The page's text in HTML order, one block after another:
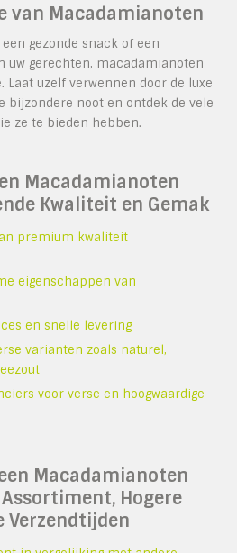
van Macadamianoten
gezonde snack of een
uw gerechten, macadamianoten
Laat uzelf verwennen door de luxe
bijzondere noot en ontdek de vele
ze te bieden hebben.
Macadamianoten
Kwaliteit en Gemak
premium kwaliteit
eigenschappen van
en snelle levering
varianten zoals naturel,
voor verse en hoogwaardige
Macadamianoten
Hogere
Verzendtijden